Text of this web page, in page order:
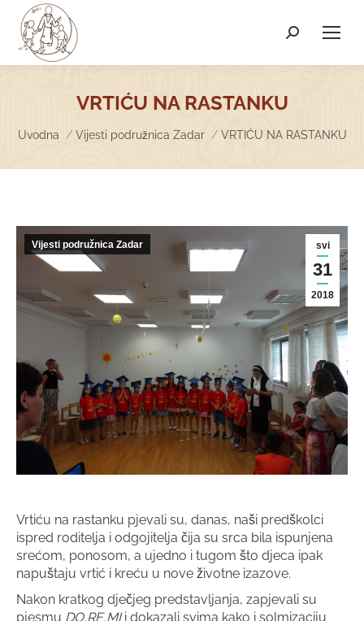
Search:
VRTIĆU NA RASTANKU
You are here:
Uvodna Vijesti podružnica Zadar VRTIĆU NA RASTANKU
svi
31
2018
Vijesti podružnica Zadar
Vrtiću na rastanku pjevali su, danas, naši predškolci
ispred roditelja i odgojitelja čija su srca bila ispunjena
srećom, ponosom, a ujedno i tugom što djeca ipak
napuštaju vrtić i kreću u nove životne izazove.
Nakon kratkog dječjeg predstavljanja, zapjevali su
pjesmu DO,RE,MIi dokazali svima kako i solmizaciju